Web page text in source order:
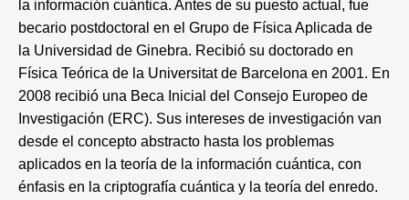
la información cuántica. Antes de su puesto actual, fue
becario postdoctoral en el Grupo de Física Aplicada de
la Universidad de Ginebra. Recibió su doctorado en
Física Teórica de la Universitat de Barcelona en 2001. En
2008 recibió una Beca Inicial del Consejo Europeo de
Investigación (ERC). Sus intereses de investigación van
desde el concepto abstracto hasta los problemas
aplicados en la teoría de la información cuántica, con
énfasis en la criptografía cuántica y la teoría del enredo.